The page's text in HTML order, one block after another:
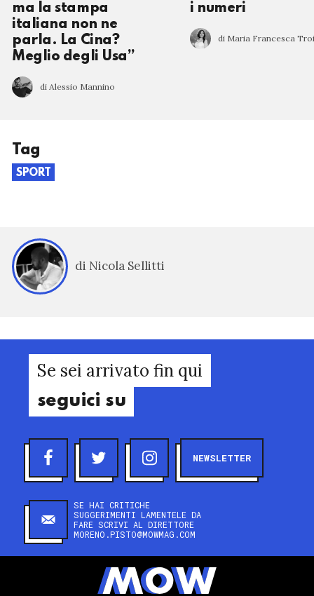
ma la stampa
italiana non ne
parla. La Cina?
Meglio degli Usa”
di Alessio Mannino
i numeri
di Maria Francesca
Tag
SPORT
di Nicola Sellitti
Se sei arrivato fin qui
seguici su
NEWSLETTER
SE HAI CRITICHE
SUGGERIMENTI LAMENTELE DA
FARE SCRIVI AL DIRETTORE
MORENO.PISTO@MOWMAG.COM